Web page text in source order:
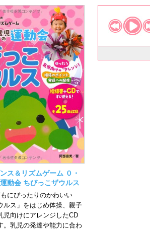
ス＆リズムゲーム ０・
動会 ちびっこザウルス
にぴったりのかわいい
ルス」をはじめ体操、親子
児向けにアレンジしたCD
。乳児の発達や能力に合わ